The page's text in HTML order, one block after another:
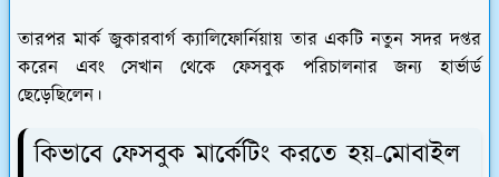
তারপর মার্ক জুকারবার্গ ক্যালিফোর্নিয়ায় তার একটি নতুন সদর দপ্তর
করেন এবং সেখান থেকে ফেসবুক পরিচালনার জন্য হার্ভার্ড
ছেড়েছিলেন।
কিভাবে ফেসবুক মার্কেটিং করতে হয়-মোবাইল